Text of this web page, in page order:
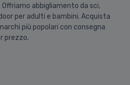
abbigliamento da sci,
per adulti e bambini. Acquista
più popolari con consegna
prezzo.